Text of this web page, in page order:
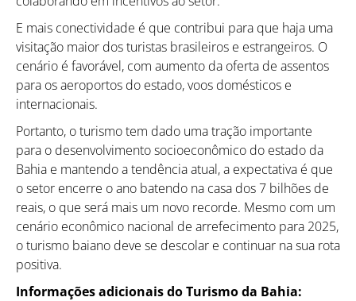
E mais conectividade é que contribui para que haja uma
visitação maior dos turistas brasileiros e estrangeiros. O
cenário é favorável, com aumento da oferta de assentos
para os aeroportos do estado, voos domésticos e
internacionais.
Portanto, o turismo tem dado uma tração importante
para o desenvolvimento socioeconômico do estado da
Bahia e mantendo a tendência atual, a expectativa é que
o setor encerre o ano batendo na casa dos 7 bilhões de
reais, o que será mais um novo recorde. Mesmo com um
cenário econômico nacional de arrefecimento para 2025,
o turismo baiano deve se descolar e continuar na sua rota
positiva.
Informações adicionais do Turismo da Bahia: